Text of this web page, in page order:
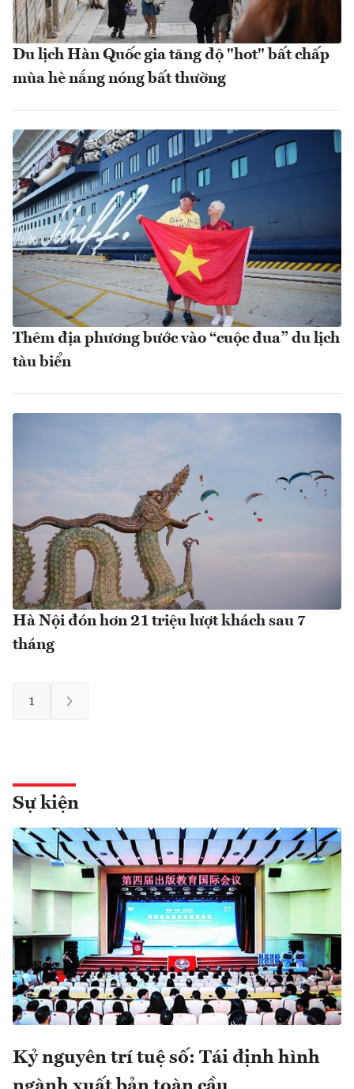
Du lịch Hàn Quốc gia tăng độ "hot" bất chấp
mùa hè nắng nóng bất thường
Thêm địa phương bước vào “cuộc đua” du lịch
tàu biển
Hà Nội đón hơn 21 triệu lượt khách sau 7
tháng
1
Sự kiện
Kỷ nguyên trí tuệ số: Tái định hình